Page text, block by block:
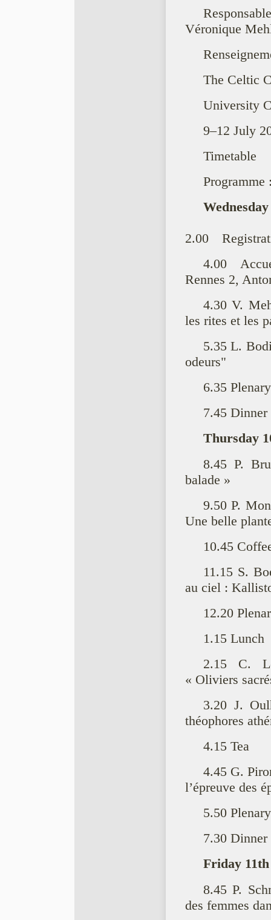
Véronique
The Celtic
University
9–12 July
Timetable
Programme
2.00
4.00
Rennes 2,
4.30 V.
les rites et les
5.35 L.
odeurs"
6.35
7.45 Dinner
Thursday
8.45 P.
balade »
9.50 P.
Une belle
10.45
11.15 S.
au ciel :
12.20
1.15 Lunch
2.15 C.
« Oliviers
3.20 J.
théophores
4.15 Tea
4.45 G.
l’épreuve des
5.50
7.30 Dinner
Friday
8.45 P.
des femmes